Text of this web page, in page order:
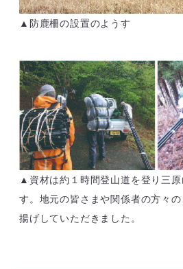
▲防鹿柵の設置のようす
▲資材は約１時間登山道を登り三
す。地元の皆さまや関係者の方々
揚げしていただきました。